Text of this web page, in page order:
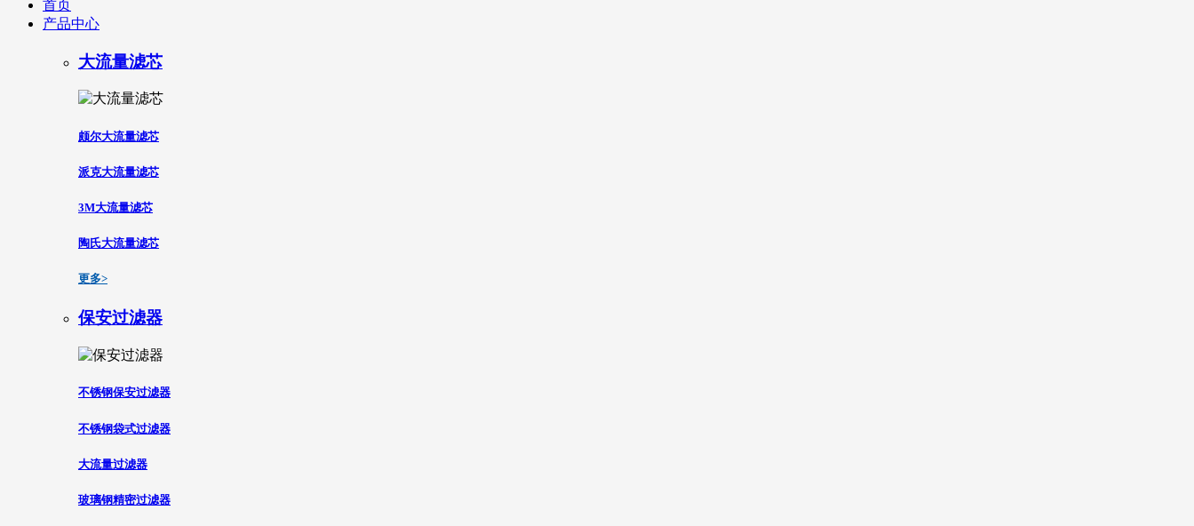
首页
产品中心
大流量滤芯
颇尔大流量滤芯
派克大流量滤芯
3M大流量滤芯
陶氏大流量滤芯
更多>
保安过滤器
不锈钢保安过滤器
不锈钢袋式过滤器
大流量过滤器
玻璃钢精密过滤器